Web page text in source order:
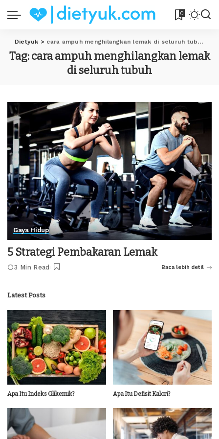
0
Dietyuk > cara ampuh menghilangkan lemak di seluruh tubuh
Tag:cara ampuh menghilangkan lemak
di seluruh tubuh
Gaya Hidup
5 Strategi Pembakaran Lemak
3 Min Read Baca lebih detil
Latest Posts
Apa Itu Indeks Glikemik? Apa Itu Defisit Kalori?